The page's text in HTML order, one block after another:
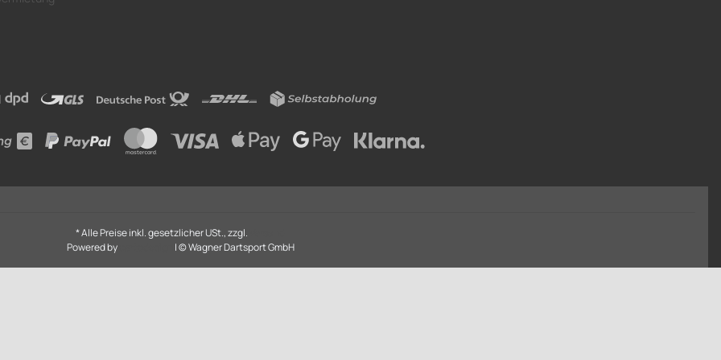
* Alle Preise inkl. gesetzlicher USt., zzgl.
Powered by
| © Wagner Dartsport GmbH